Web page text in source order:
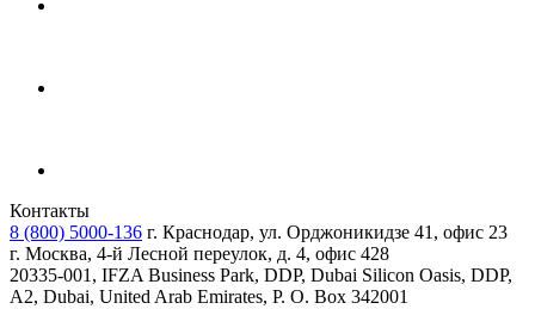
Контакты
8 (800) 5000-136 г. Краснодар, ул. Орджоникидзе 41, офис 23
г. Москва, 4-й Лесной переулок, д. 4, офис 428
20335-001, IFZA Business Park, DDP, Dubai Silicon Oasis, DDP,
A2, Dubai, United Arab Emirates, P. O. Box 342001